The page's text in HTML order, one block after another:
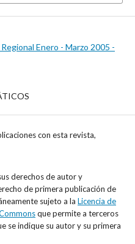
Enero - Marzo 2005 -
con esta revista,
derechos de autor y
de primera publicación de
sujeto a la Licencia de
que permite a terceros
se indique su autor y su primera